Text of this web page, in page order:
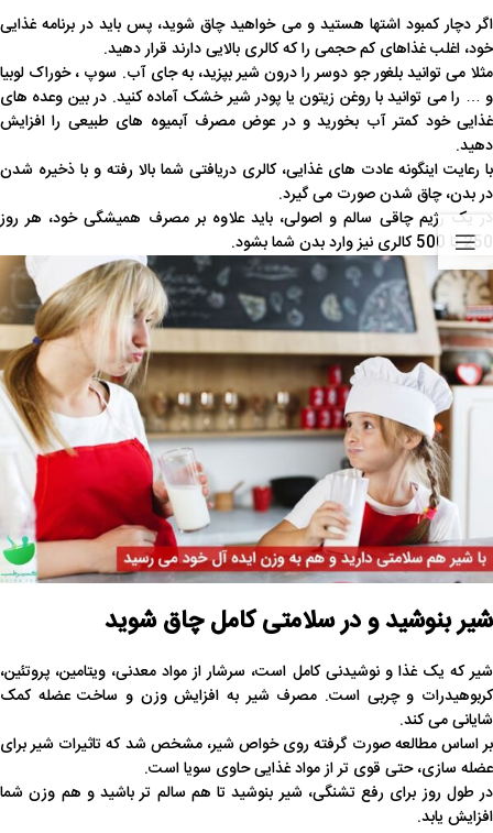
اگر دچار کمبود اشتها هستید و می خواهید چاق شوید، پس باید در برنامه غذایی
خود، اغلب غذاهای کم حجمی را که کالری بالایی دارند قرار دهید.
مثلا می توانید بلغور جو دوسر را درون شیر بپزید، به جای آب. سوپ ، خوراک لوبیا
و … را می توانید با روغن زیتون یا پودر شیر خشک آماده کنید. در بین وعده های
غذایی خود کمتر آب بخورید و در عوض مصرف آبمیوه های طبیعی را افزایش
دهید.
با رعایت اینگونه عادت های غذایی، کالری دریافتی شما بالا رفته و با ذخیره شدن
در بدن، چاق شدن صورت می گیرد.
در یک رژیم چاقی سالم و اصولی، باید علاوه بر مصرف همیشگی خود، هر روز
250 تا 500 کالری نیز وارد بدن شما بشود.
شیر بنوشید و در سلامتی کامل چاق شوید
شیر که یک غذا و نوشیدنی کامل است، سرشار از مواد معدنی، ویتامین، پروتئین،
کربوهیدرات و چربی است. مصرف شیر به افزایش وزن و ساخت عضله کمک
شایانی می کند.
بر اساس مطالعه صورت گرفته روی خواص شیر، مشخص شد که تاثیرات شیر برای
عضله سازی، حتی قوی تر از مواد غذایی حاوی سویا است.
در طول روز برای رفع تشنگی، شیر بنوشید تا هم سالم تر باشید و هم وزن شما
افزایش یابد.